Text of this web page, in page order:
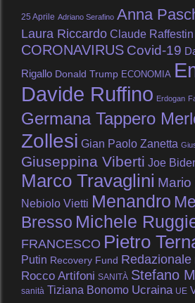
25 Aprile Adriano Serafino Anna
Laura Riccardo Claude Raffestin
CORONAVIRUS Covid-19
Rigallo Donald Trump ECONOMIA
Davide Ruffino Erdogan
Germana Tappero
Zollesi Gian Paolo Zanetta
Giuseppina Viberti Joe
Marco Travaglini Mario
Nebiolo Vietti Menandro
Bresso Michele
FRANCESCO Pietro
Putin Recovery Fund Redazionale
Rocco Artifoni SANITÀ Stefano
sanità Tiziana Bonomo Ucraina UE